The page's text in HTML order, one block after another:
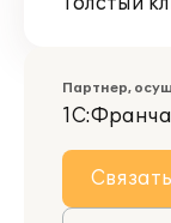
Партнер,